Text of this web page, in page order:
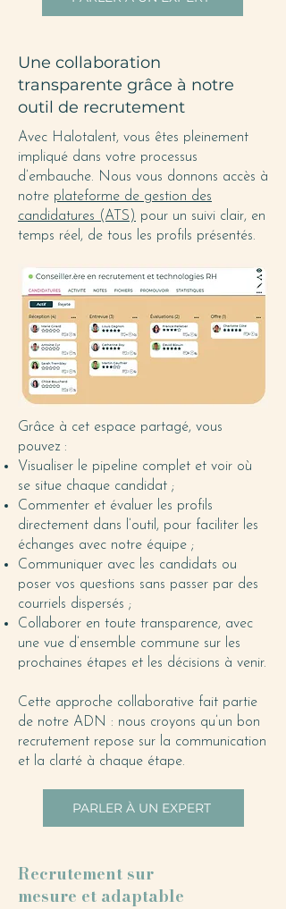
Une collaboration
transparente grâce à notre
outil de recrutement
Avec Halotalent, vous êtes pleinement
impliqué dans votre processus
d’embauche. Nous vous donnons accès à
notre plateforme de gestion des
candidatures (ATS) pour un suivi clair, en
temps réel, de tous les profils présentés.
Grâce à cet espace partagé, vous
pouvez :
Visualiser le pipeline complet et voir où
se situe chaque candidat ;
Commenter et évaluer les profils
directement dans l’outil, pour faciliter les
échanges avec notre équipe ;
Communiquer avec les candidats ou
poser vos questions sans passer par des
courriels dispersés ;
Collaborer en toute transparence, avec
une vue d’ensemble commune sur les
prochaines étapes et les décisions à venir.
Cette approche collaborative fait partie
de notre ADN : nous croyons qu’un bon
recrutement repose sur la communication
et la clarté à chaque étape.
PARLER À UN EXPERT
Recrutement sur
mesure et adaptable